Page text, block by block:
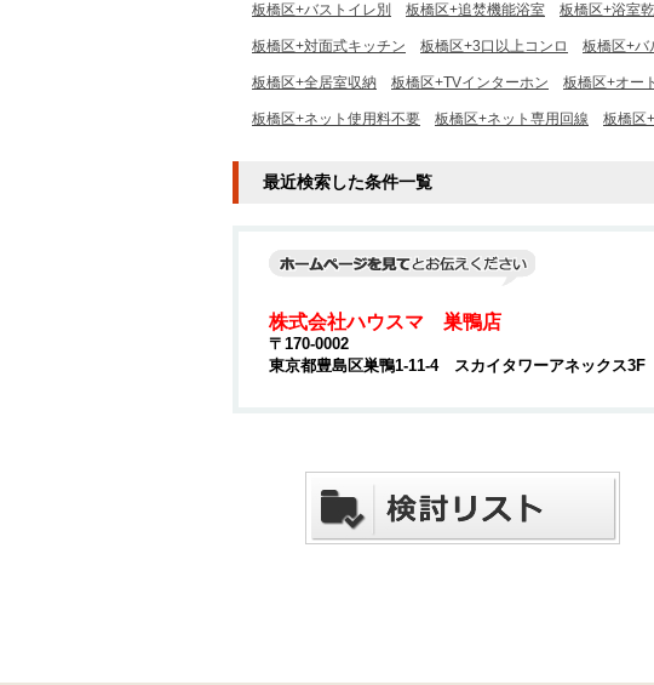
板橋区+バストイレ別 板橋区+追焚機能浴室 板橋区+浴室
板橋区+対面式キッチン 板橋区+3口以上コンロ 板橋区+バ
板橋区+全居室収納 板橋区+TVインターホン 板橋区+オー
板橋区+ネット使用料不要 板橋区+ネット専用回線 板橋区
最近検索した条件一覧
株式会社ハウスマ 巣鴨店
〒170-0002
東京都豊島区巣鴨1-11-4 スカイタワーアネックス3F